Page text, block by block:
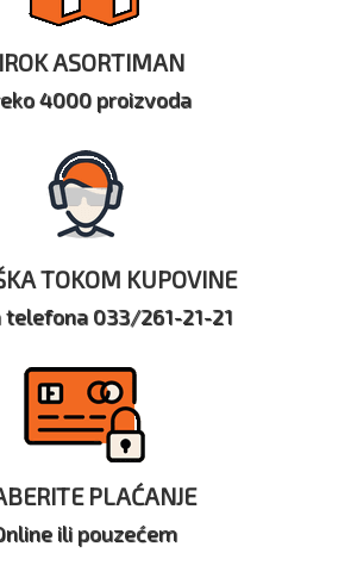
ASORTIMAN
4000 proizvoda
TOKOM KUPOVINE
telefona 033/261-21-21
PLAĆANJE
ili pouzećem